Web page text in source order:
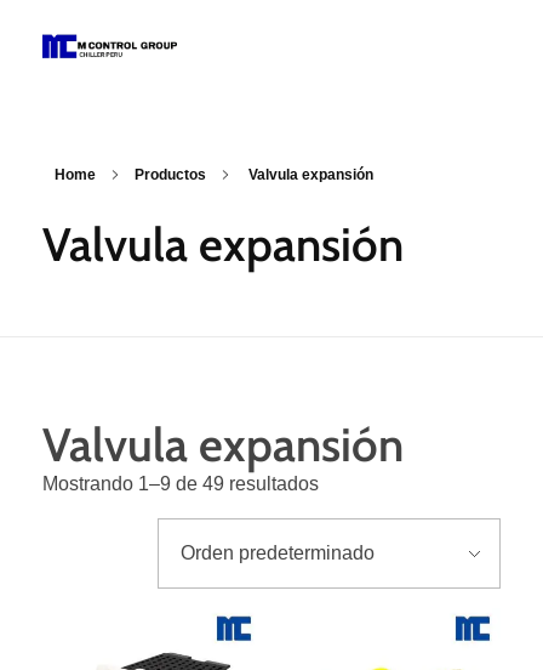
Home Productos Valvula expansión
Valvula expansión
Valvula expansión
Mostrando 1–9 de 49 resultados